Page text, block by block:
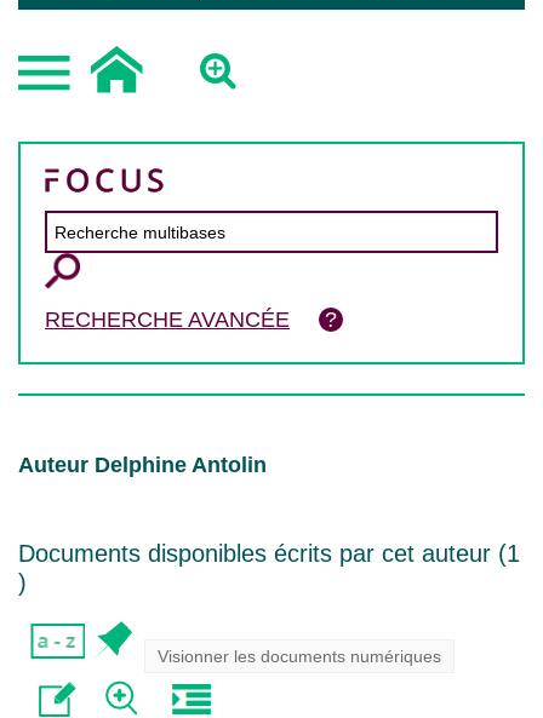
RECHERCHE AVANCÉE
Auteur Delphine Antolin
Documents disponibles écrits par cet auteur (1
)
Visionner les documents numériques